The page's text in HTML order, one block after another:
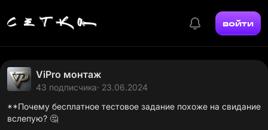
войти
ViPro монтаж
43 подписчика· 23.06.2024
**Почему бесплатное тестовое задание похоже на свидание
вслепую? 🤔